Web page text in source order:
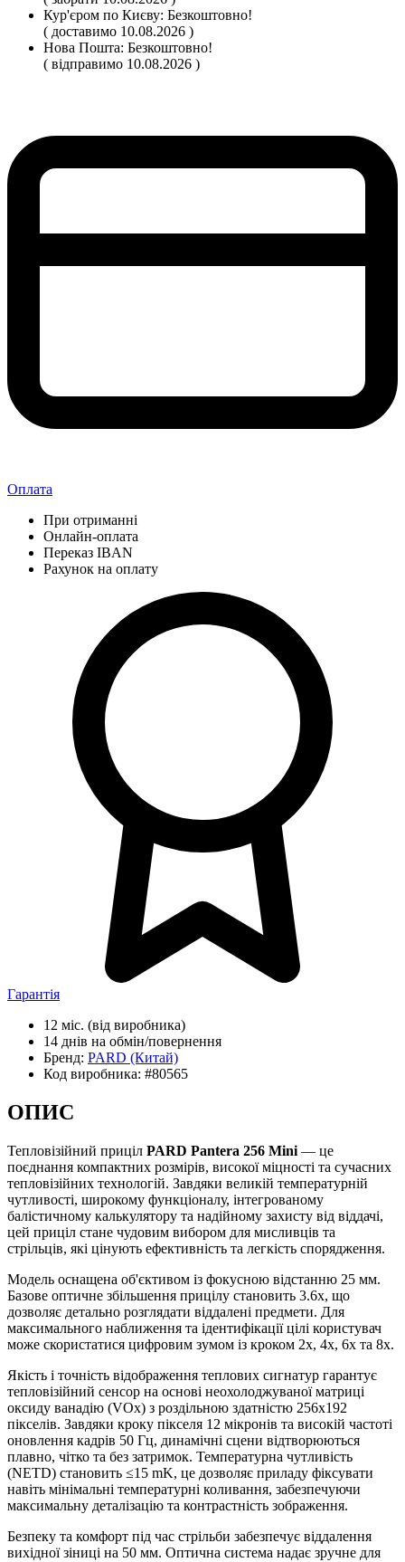
Кур'єром по Києву: Безкоштовно!
( доставимо 10.08.2026 )
Нова Пошта: Безкоштовно!
( відправимо 10.08.2026 )
Оплата
При отриманні
Онлайн-оплата
Переказ IBAN
Рахунок на оплату
Гарантія
12 міс. (від виробника)
14 днів на обмін/повернення
Бренд: PARD (Китай)
Код виробника: #80565
ОПИС
Тепловізійний приціл PARD Pantera 256 Mini — це
поєднання компактних розмірів, високої міцності та сучасних
тепловізійних технологій. Завдяки великій температурній
чутливості, широкому функціоналу, інтегрованому
балістичному калькулятору та надійному захисту від віддачі,
цей приціл стане чудовим вибором для мисливців та
стрільців, які цінують ефективність та легкість спорядження.
Модель оснащена об'єктивом із фокусною відстанню 25 мм.
Базове оптичне збільшення прицілу становить 3.6x, що
дозволяє детально розглядати віддалені предмети. Для
максимального наближення та ідентифікації цілі користувач
може скористатися цифровим зумом із кроком 2x, 4x, 6x та 8x.
Якість і точність відображення теплових сигнатур гарантує
тепловізійний сенсор на основі неохолоджуваної матриці
оксиду ванадію (VOx) з роздільною здатністю 256x192
пікселів. Завдяки кроку пікселя 12 мікронів та високій частоті
оновлення кадрів 50 Гц, динамічні сцени відтворюються
плавно, чітко та без затримок. Температурна чутливість
(NETD) становить ≤15 mK, це дозволяє приладу фіксувати
навіть мінімальні температурні коливання, забезпечуючи
максимальну деталізацію та контрастність зображення.
Безпеку та комфорт під час стрільби забезпечує віддалення
вихідної зіниці на 50 мм. Оптична система надає зручне для